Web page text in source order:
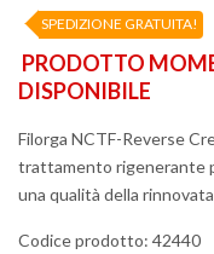
SPEDIZIONE GRATUITA!
PRODOTTO
DISPONIBILE
Filorga NCTF-Reverse
trattamento rigenerante
una qualità della
Codice prodotto: 42440